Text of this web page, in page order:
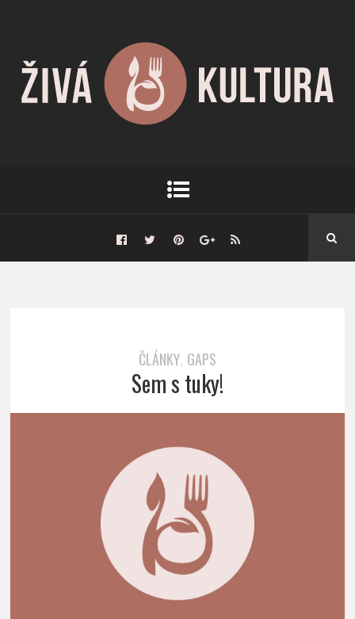
ČLÁNKY, GAPS
Sem s tuky!